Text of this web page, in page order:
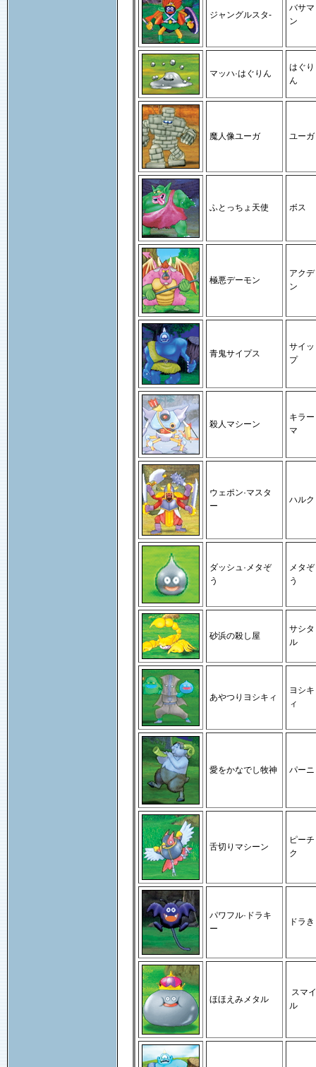
ジャングルスタ-
バサマ
ン
マッハ·はぐりん
はぐり
ん
魔人像ユーガ ユーガ
ふとっちょ天使 ボス
極悪デーモン
アクデ
ン
青鬼サイプス
サイッ
プ
殺人マシーン
キラー
マ
ウェポン·マスタ
ー
ハルク
ダッシュ·メタぞ
う
メタぞ
う
砂浜の殺し屋
サシタ
ル
あやつりヨシキィ
ヨシキ
ィ
愛をかなでし牧神 パーニ
舌切りマシーン
ピーチ
ク
パワフル·ドラキ
ー
ドラき
ほほえみメタル
スマイ
ル